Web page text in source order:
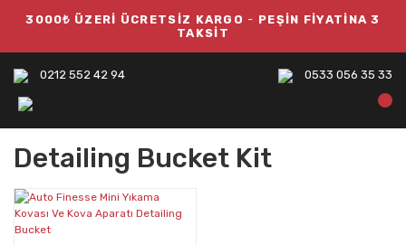
3000₺ ÜZERİ ÜCRETSİZ KARGO - PEŞİN FİYATİNA 3
TAKSİT
0212 552 42 94 0533 056 35 33
Detailing Bucket Kit